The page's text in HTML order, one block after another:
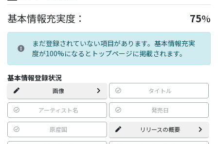
基本情報充実度： 75%
まだ登録されていない項目があります。基本情報充実
度が100%になるとトップページに掲載されます。
基本情報登録状況
画像 タイトル
アーティスト名 発売日
原産国 リリースの概要